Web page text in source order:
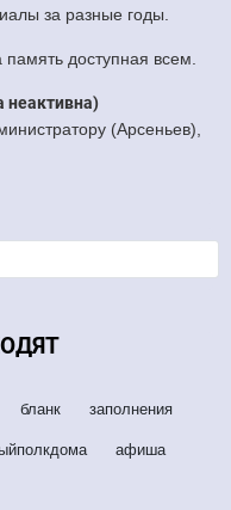
за разные годы.
доступная всем.
неактивна)
(Арсеньев),
бланк заполнения
афиша